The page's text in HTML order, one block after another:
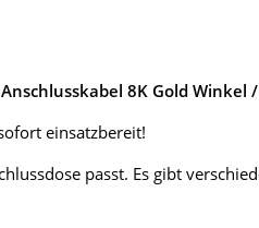
8K Gold Winkel
einsatzbereit!
passt. Es gibt